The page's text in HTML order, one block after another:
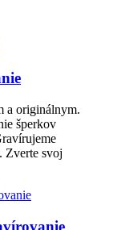
a originálnym.
šperkov
Zverte svoj